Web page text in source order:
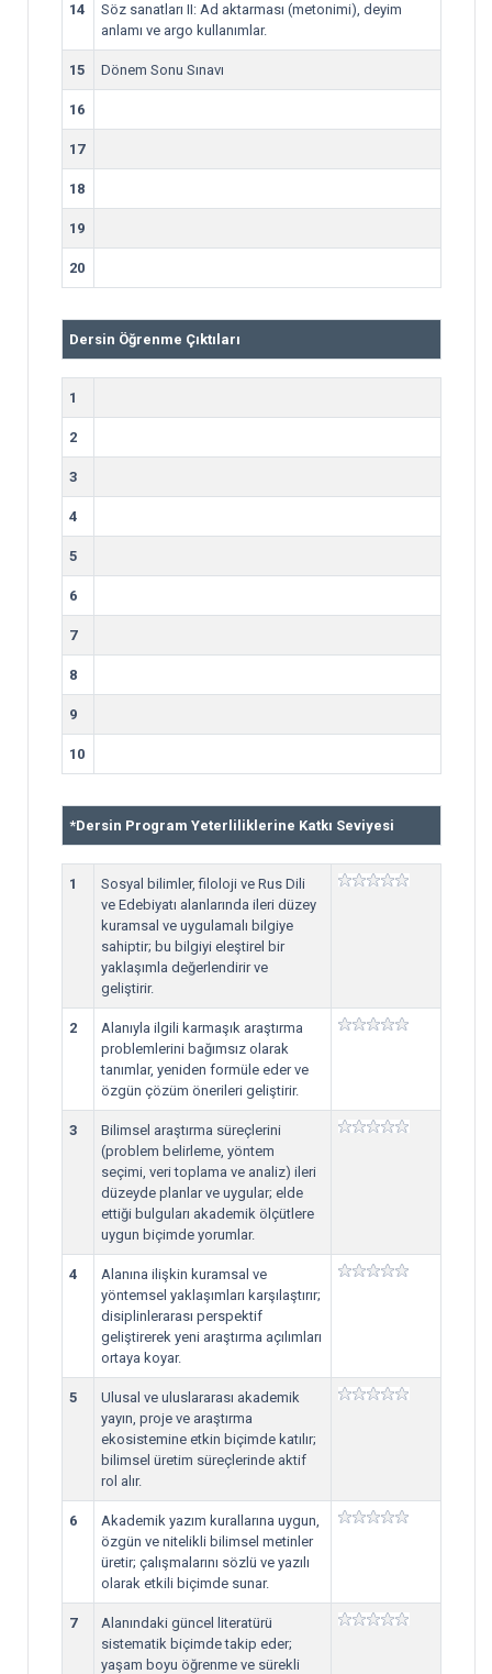
14
Söz sanatları II: Ad aktarması (metonimi), deyim
anlamı ve argo kullanımlar.
15 Dönem Sonu Sınavı
16
17
18
19
20
Dersin Öğrenme Çıktıları
1
2
3
4
5
6
7
8
9
10
*Dersin Program Yeterliliklerine Katkı Seviyesi
1
Sosyal bilimler, filoloji ve Rus Dili
ve Edebiyatı alanlarında ileri düzey
kuramsal ve uygulamalı bilgiye
sahiptir; bu bilgiyi eleştirel bir
yaklaşımla değerlendirir ve
geliştirir.
2
Alanıyla ilgili karmaşık araştırma
problemlerini bağımsız olarak
tanımlar, yeniden formüle eder ve
özgün çözüm önerileri geliştirir.
3
Bilimsel araştırma süreçlerini
(problem belirleme, yöntem
seçimi, veri toplama ve analiz) ileri
düzeyde planlar ve uygular; elde
ettiği bulguları akademik ölçütlere
uygun biçimde yorumlar.
4
Alanına ilişkin kuramsal ve
yöntemsel yaklaşımları karşılaştırır;
disiplinlerarası perspektif
geliştirerek yeni araştırma açılımları
ortaya koyar.
5
Ulusal ve uluslararası akademik
yayın, proje ve araştırma
ekosistemine etkin biçimde katılır;
bilimsel üretim süreçlerinde aktif
rol alır.
6
Akademik yazım kurallarına uygun,
özgün ve nitelikli bilimsel metinler
üretir; çalışmalarını sözlü ve yazılı
olarak etkili biçimde sunar.
7
Alanındaki güncel literatürü
sistematik biçimde takip eder;
yaşam boyu öğrenme ve sürekli